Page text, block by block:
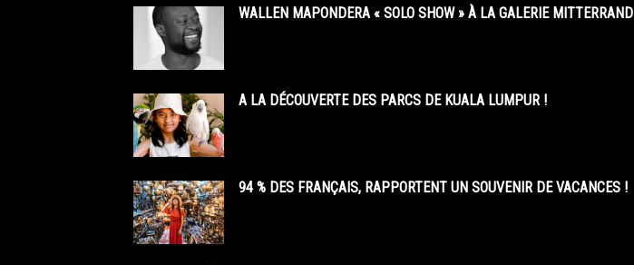
WALLEN MAPONDERA « SOLO SHOW » À LA GALERIE MITTERRAND
A LA DÉCOUVERTE DES PARCS DE KUALA LUMPUR !
94 % DES FRANÇAIS, RAPPORTENT UN SOUVENIR DE VACANCES !